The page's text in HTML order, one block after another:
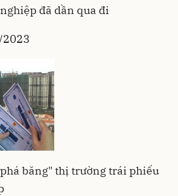
đã dần qua đi
băng" thị trường trái phiếu